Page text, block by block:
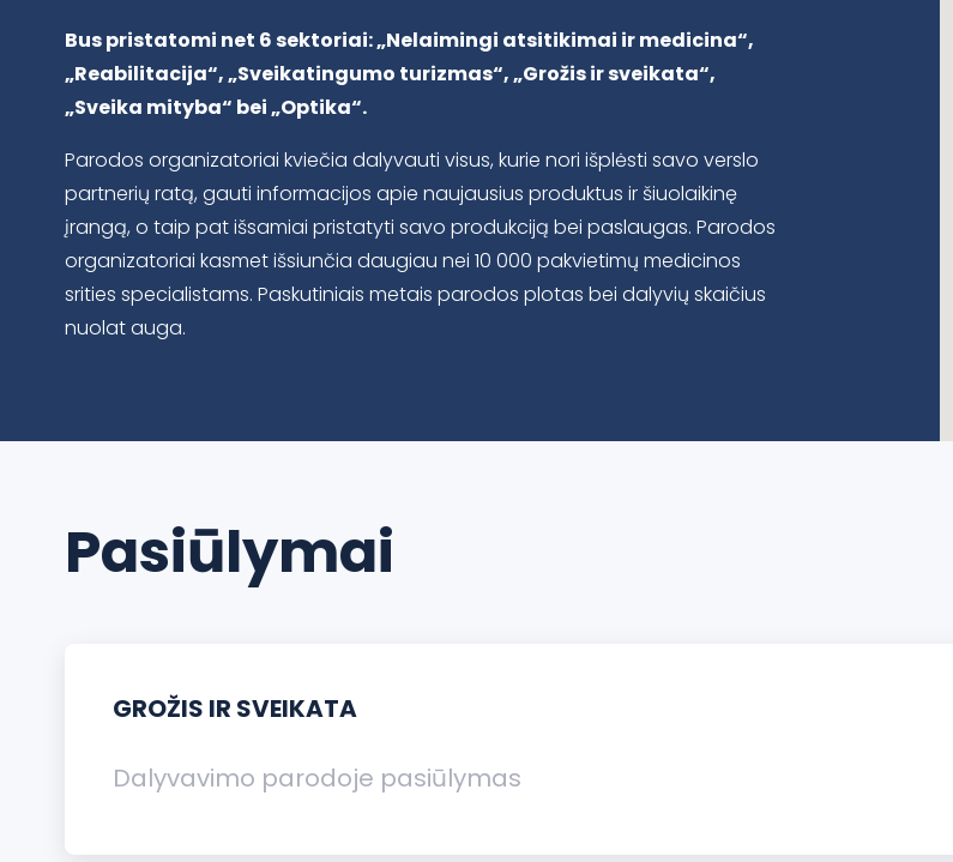
Bus pristatomi net 6 sektoriai: „Nelaimingi atsitikimai ir medicina“,
„Reabilitacija“, „Sveikatingumo turizmas“, „Grožis ir sveikata“,
„Sveika mityba“ bei „Optika“.
Parodos organizatoriai kviečia dalyvauti visus, kurie nori išplėsti savo verslo
partnerių ratą, gauti informacijos apie naujausius produktus ir šiuolaikinę
įrangą, o taip pat išsamiai pristatyti savo produkciją bei paslaugas. Parodos
organizatoriai kasmet išsiunčia daugiau nei 10 000 pakvietimų medicinos
srities specialistams. Paskutiniais metais parodos plotas bei dalyvių skaičius
nuolat auga.
Pasiūlymai
GROŽIS IR SVEIKATA
Dalyvavimo parodoje pasiūlymas